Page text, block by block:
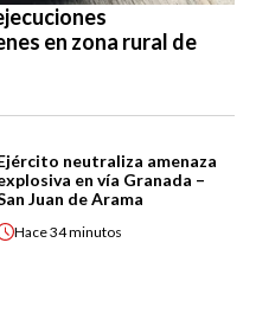
en zona rural de
neutraliza amenaza
en vía Granada –
Juan de Arama
Hace34 minutos